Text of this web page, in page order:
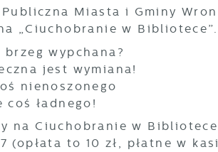
Miasta i Gminy
„Ciuchobranie w Bibliotece”.
brzeg wypchana?
jest wymiana!
nienoszonego
ładnego!
na Ciuchobranie w
(opłata to 10 zł, płatne w